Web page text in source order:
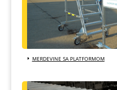
MERDEVINE SA PLATFORMOM